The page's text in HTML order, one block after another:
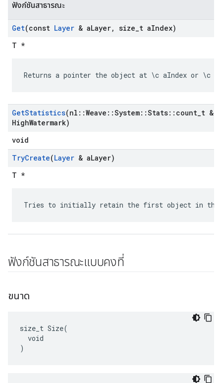
ฟังก์ชันสาธารณะ
Get(const Layer & aLayer, size t aIndex)
T *
Returns a pointer the object at \c aIndex or \c
GetStatistics(nl ::Weave ::System::Stats:: count t & a
HighWatermark)
void
TryCreate(Layer & aLayer)
T *
Tries to initially retain the first object in the
ฟังก์ชันสาธารณะแบบคงที่
ขนาด
size_t Size(
  void
)